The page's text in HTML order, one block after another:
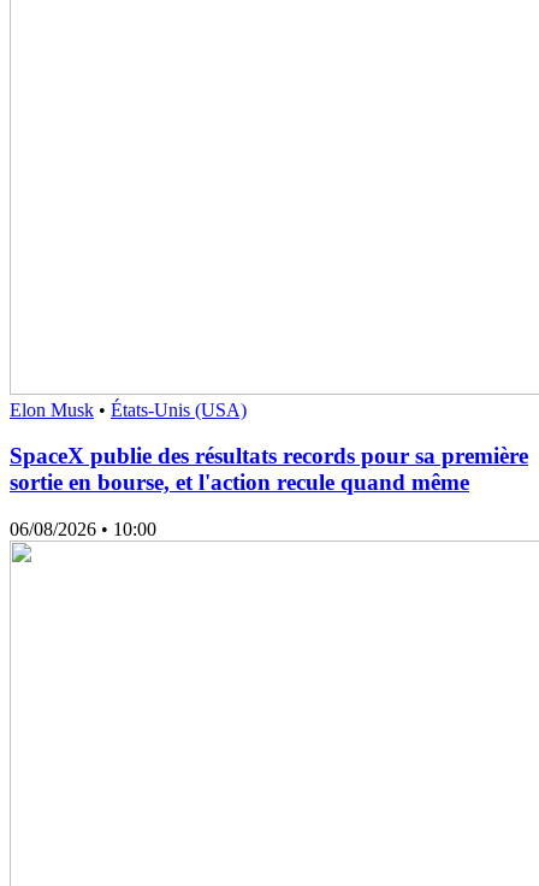
Elon Musk • États-Unis (USA)
SpaceX publie des résultats records pour sa première
sortie en bourse, et l'action recule quand même
06/08/2026 • 10:00